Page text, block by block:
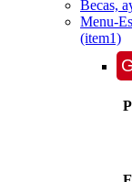
Becas,
Menu-
(item1)